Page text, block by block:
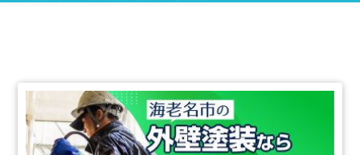
コラム一覧